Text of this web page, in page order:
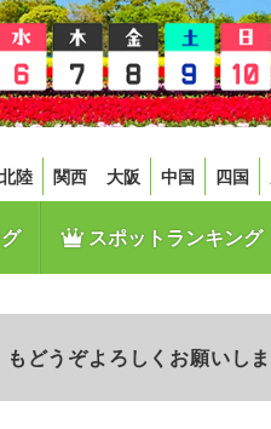
北陸 関西 大阪 中国 四国
スポットランキング
どうぞよろしくお願いしま